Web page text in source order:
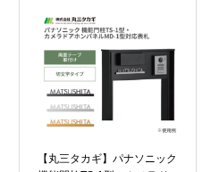
【丸三タカギ】パナソニック